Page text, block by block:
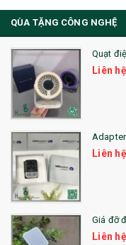
36. QUẠT NHỰA QUẢNG
QUÀ TẶNG KHUYẾN MẠI
QUÀ TẶNG SX NHANH
QUÀ TẶNG HỘI THẢO
QUÀ TẶNG CÔNG NGHỆ
SẢN PHẨM ĐÃ THỰC HIỆN
QUÀ TẶNG SỨC KHỎE
SẢN PHẨM MỚI 2021
QÙA TẶNG CÔNG NGHỆ
Quạt
Liên hệ
Liên hệ
Giá đỡ
Liên hệ